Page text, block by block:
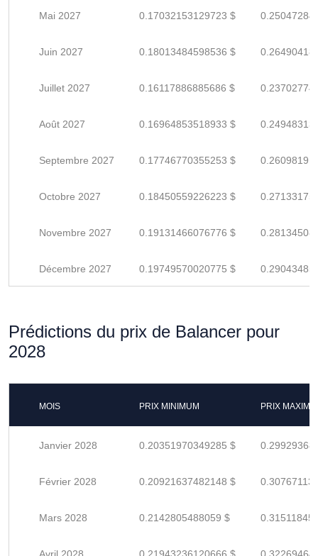
Mai 2027 0.17032153129723 $
Juin 2027 0.18013484598536 $
Juillet 2027 0.16117886885686 $
Août 2027 0.16964853518933 $
Septembre 2027 0.17746770355253 $
Octobre 2027 0.18450559226223 $
Novembre 2027 0.19131466076776 $
Décembre 2027 0.19749570020775 $
Prédictions du prix de Balancer pour
2028
MOIS PRIX MINIMUM PRIX
Janvier 2028 0.20351970349285 $
Février 2028 0.20921637482148 $
Mars 2028 0.2142805488059 $